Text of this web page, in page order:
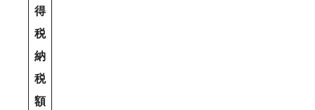
得
税
納
税
額